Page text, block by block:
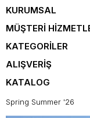
KURUMSAL
MÜŞTERİ
KATEGORİLER
ALIŞVERİŞ
KATALOG
Spring Summer '26